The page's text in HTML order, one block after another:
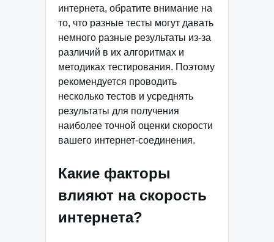
интернета, обратите внимание на
то, что разные тесты могут давать
немного разные результаты из-за
различий в их алгоритмах и
методиках тестирования. Поэтому
рекомендуется проводить
несколько тестов и усреднять
результаты для получения
наиболее точной оценки скорости
вашего интернет-соединения.
Какие факторы
влияют на скорость
интернета?